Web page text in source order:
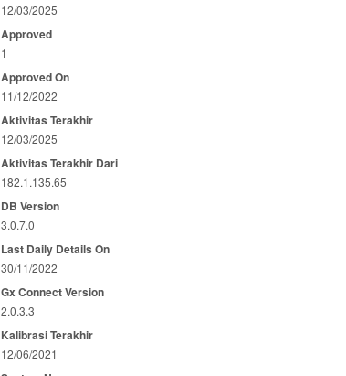
12/03/2025
Approved
1
Approved On
11/12/2022
Aktivitas Terakhir
12/03/2025
Aktivitas Terakhir Dari
182.1.135.65
DB Version
3.0.7.0
Last Daily Details On
30/11/2022
Gx Connect Version
2.0.3.3
Kalibrasi Terakhir
12/06/2021